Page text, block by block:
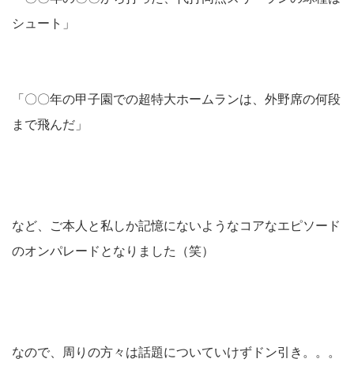
シュート」
「〇〇年の甲子園での超特大ホームランは、外野席の何段
まで飛んだ」
など、ご本人と私しか記憶にないようなコアなエピソード
のオンパレードとなりました（笑）
なので、周りの方々は話題についていけずドン引き。。。